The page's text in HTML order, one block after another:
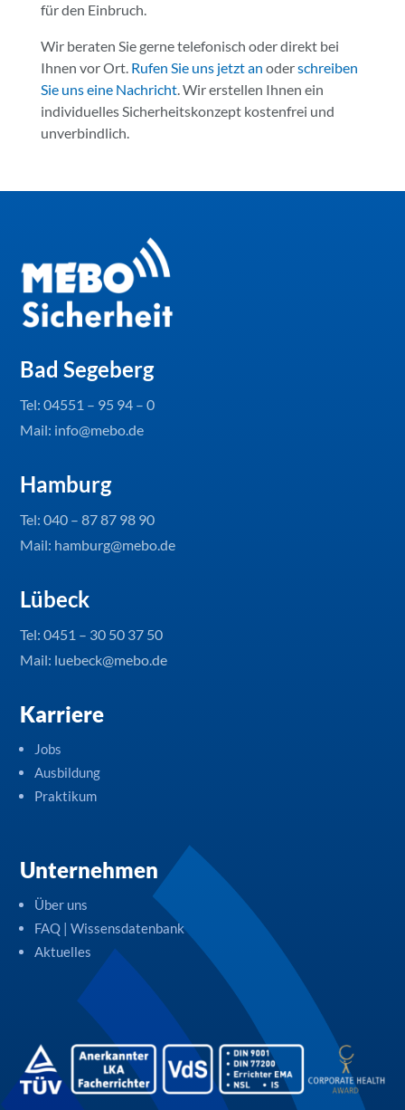
für den Einbruch.
Wir beraten Sie gerne telefonisch oder direkt bei
Ihnen vor Ort. Rufen Sie uns jetzt an oderschreiben
Sie uns eine Nachricht. Wir erstellen Ihnen ein
individuelles Sicherheitskonzept kostenfrei und
unverbindlich.
Bad Segeberg
Tel:04551 – 95 94 – 0
Mail: info@mebo.de
Hamburg
Tel:040 – 87 87 98 90
Mail: hamburg@mebo.de
Lübeck
Tel:0451 – 30 50 37 50
Mail: luebeck@mebo.de
Karriere
Jobs
Ausbildung
Praktikum
Unternehmen
Über uns
FAQ | Wissensdatenbank
Aktuelles